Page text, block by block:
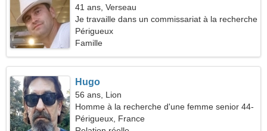
41 ans, Verseau
Je travaille dans un commissariat à la recherche
d'une femme sincère
Périgueux
Famille
Hugo
56 ans, Lion
Homme à la recherche d'une femme senior 44-
54
Périgueux, France